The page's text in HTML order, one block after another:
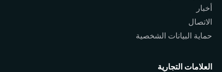
أخبار
الاتصال
حماية البيانات الشخصية
العلامات التجارية